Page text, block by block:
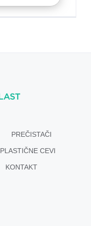
PREČISTAČI
PLASTIČNE CEVI
KONTAKT